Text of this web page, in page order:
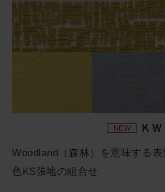
NEW ＫＷ
Woodland（森林）を意味する
色KS張地の組合せ